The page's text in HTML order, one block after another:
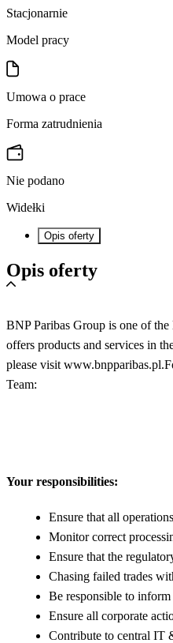
Stacjonarnie
Model pracy
Umowa o prace
Forma zatrudnienia
Nie podano
Widełki
Opis oferty
Opis oferty
BNP Paribas Group is one of
offers products and services in
please visit
Team:
Your responsibilities:
Ensure that all
Monitor correct
Ensure that the
Chasing failed trades
Be responsible to
Ensure all corporate
Contribute to central IT